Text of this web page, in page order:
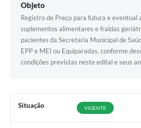
Objeto
Registro de Preço para futura e eventual
suplementos alimentares e fraldas
pacientes da Secretaria Municipal de
EPP e MEI ou Equiparadas, conforme
condições previstas neste edital e seus
Situação VIGENTE